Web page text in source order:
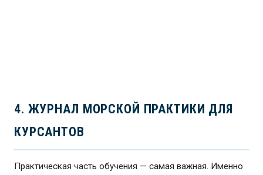
ТЕЛЕФОН ВМЕСТО
БЛОКНОТА.
ДАННЫЕ ВМЕСТО БУМАГИ.
Все инструменты работают в браузере —
без установки, бесплатно. Для любого
4. ЖУРНАЛ МОРСКОЙ ПРАКТИКИ ДЛЯ
КУРСАНТОВ
Практическая часть обучения — самая важная. Именно